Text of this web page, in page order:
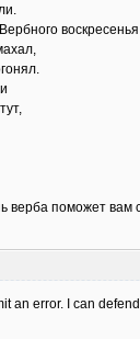
верба поможет вам
an error. I can